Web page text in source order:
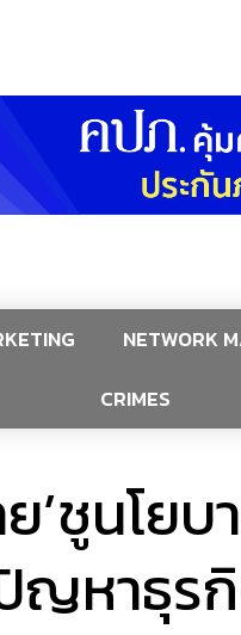
NETWORK
CRIMES
’ชูนโย
หาธุรกิ